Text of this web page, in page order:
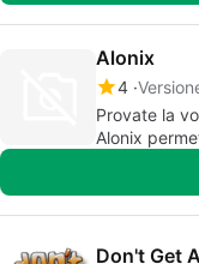
Alonix
4
Provate la
Alonix
Don't Get